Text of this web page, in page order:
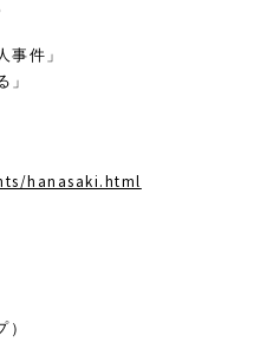
事件」
hanasaki.html